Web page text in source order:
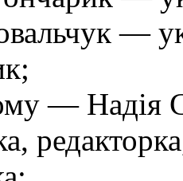
—
— Надія